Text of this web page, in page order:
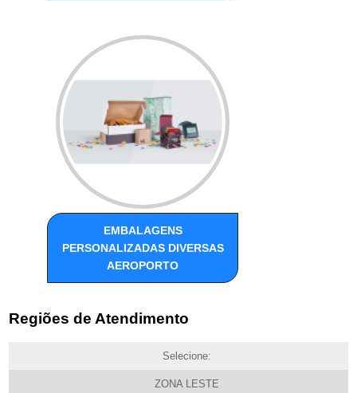
EMBALAGENS
PERSONALIZADAS DIVERSAS
AEROPORTO
Regiões de Atendimento
Selecione:
ZONA LESTE